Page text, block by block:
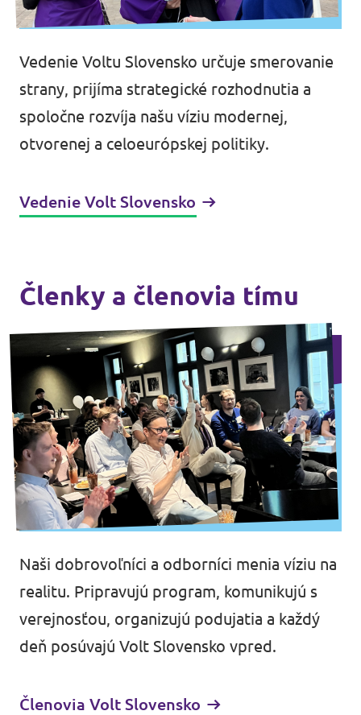
Médiá a tlač
Vedenie Voltu Slovensko určuje smerovanie
strany, prijíma strategické rozhodnutia a
spoločne rozvíja našu víziu modernej,
otvorenej a celoeurópskej politiky.
Vedenie Volt Slovensko
Členky a členovia tímu
Naši dobrovoľníci a odborníci menia víziu na
realitu. Pripravujú program, komunikujú s
verejnosťou, organizujú podujatia a každý
deň posúvajú Volt Slovensko vpred.
Členovia Volt Slovensko